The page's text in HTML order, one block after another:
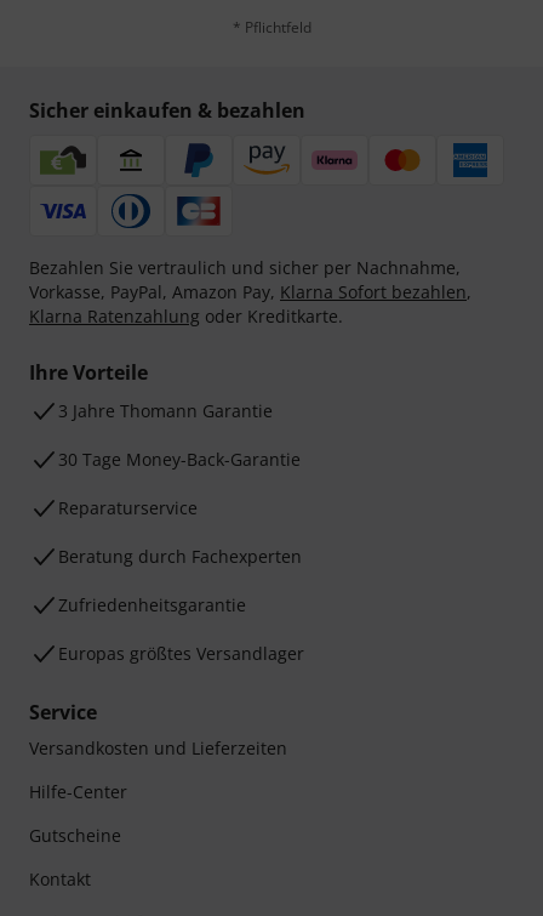
* Pflichtfeld
Sicher einkaufen & bezahlen
Bezahlen Sie vertraulich und sicher per Nachnahme,
Vorkasse, PayPal, Amazon Pay, Klarna Sofort bezahlen,
Klarna Ratenzahlung oder Kreditkarte.
Ihre Vorteile
3 Jahre Thomann Garantie
30 Tage Money-Back-Garantie
Reparaturservice
Beratung durch Fachexperten
Zufriedenheitsgarantie
Europas größtes Versandlager
Service
Versandkosten und Lieferzeiten
Hilfe-Center
Gutscheine
Kontakt